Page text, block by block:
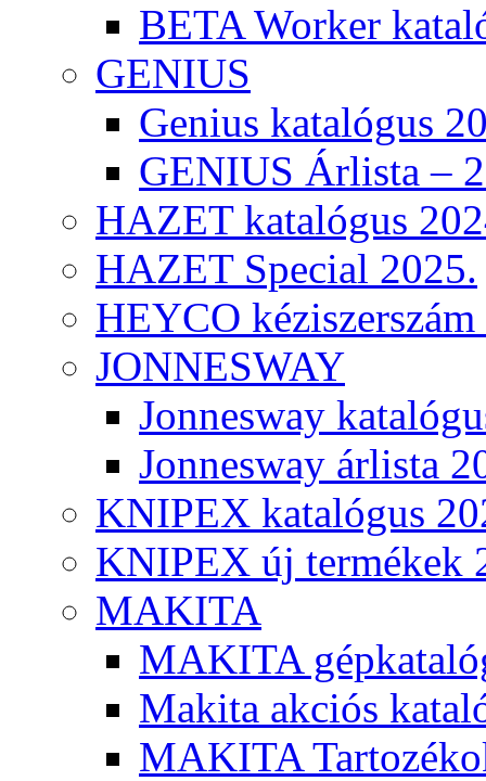
BETA Worker
GENIUS
Genius katalógus
GENIUS Árlista –
HAZET katalógus
HAZET Special 2025.
HEYCO
JONNESWAY
Jonnesway
Jonnesway árlista
KNIPEX katalógus
KNIPEX új termékek
MAKITA
MAKITA
Makita akciós
MAKITA